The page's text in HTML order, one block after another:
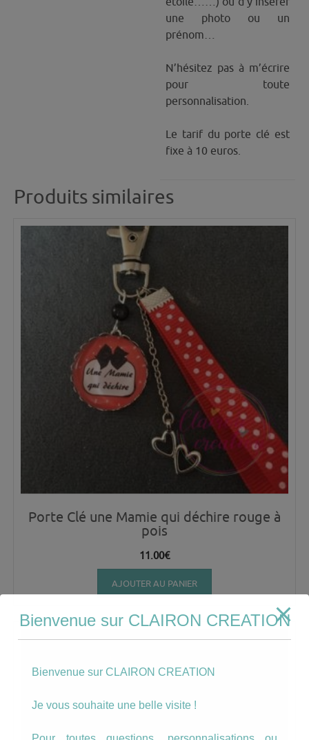
une photo ou un
prénom…
N’hésitez pas à m’écrire
pour toute
personnalisation.
Le tarif du porte clé est
fixe à 10 euros.
Produits similaires
Porte Clé une Mamie qui déchire rouge à
pois
11.00€
AJOUTER AU PANIER
Bienvenue sur CLAIRON CREATION
Bienvenue sur CLAIRON CREATION
Je vous souhaite une belle visite !